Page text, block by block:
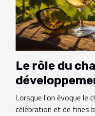
Le rôle du
régions
Lorsque l'on évoque le
célébration et de fines